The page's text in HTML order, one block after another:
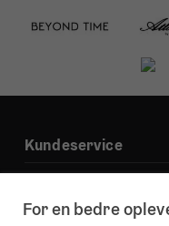
For en bedre
Kundeservice
Handelsbetingelser